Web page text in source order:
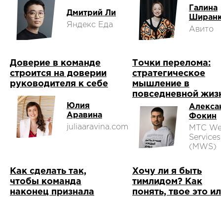
Дмитрий Ли
Яндекс Еда
Галина
Авито
Доверие в команде
строится на доверии
руководителя к себе
Юлия
Аравина
juliaaravina.com
Точки перелома:
стратегическое
мышление в
повседневной
Фокин
МТС
Services
(MWS)
Как сделать так,
чтобы команда
наконец признала
Хочу ли я быть
тимлидом? Как
понять, твое это